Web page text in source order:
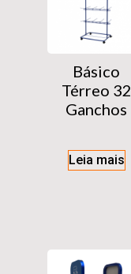
Básico
Térreo 32
Ganchos
Leia mais